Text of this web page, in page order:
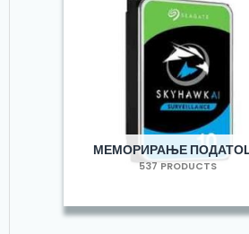
МЕМОРИРАЊЕ
537 PRODUCTS